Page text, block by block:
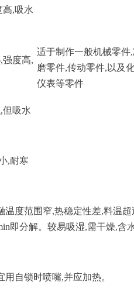
适于制作一般机械零件
磨零件,传动零件,以及
仪表等零件
高,吸水
强度高,
但吸水
,耐寒
温度范围窄,热稳定性差,料温超
即分解。较易吸湿,需干燥,含
自锁时喷嘴,并应加热。